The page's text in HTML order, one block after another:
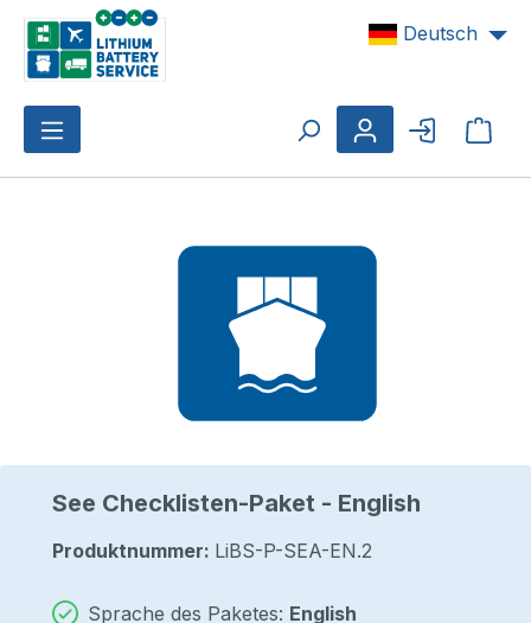
Zum Hauptinhalt springen Deutsch
See Checklisten-Paket - English
Produktnummer: LiBS-P-SEA-EN.2
Sprache des Paketes: English